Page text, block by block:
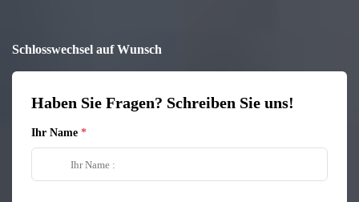
Schlosswechsel auf Wunsch
Haben Sie Fragen? Schreiben Sie uns!
Ihr Name